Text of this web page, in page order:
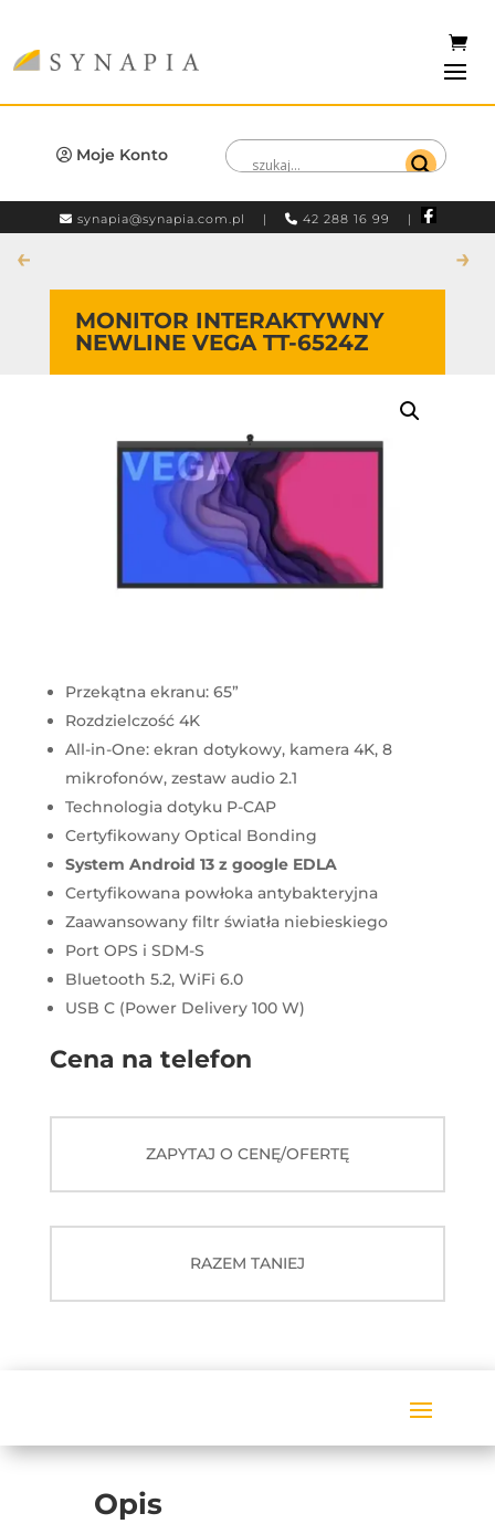
Moje Konto
synapia@synapia.com.pl | 42 288 16 99 |
← →
MONITOR INTERAKTYWNY
NEWLINE VEGA TT-6524Z
Przekątna ekranu: 65”
Rozdzielczość 4K
All-in-One: ekran dotykowy, kamera 4K, 8
mikrofonów, zestaw audio 2.1
Technologia dotyku P-CAP
Certyfikowany Optical Bonding
System Android 13 z google EDLA
Certyfikowana powłoka antybakteryjna
Zaawansowany filtr światła niebieskiego
Port OPS i SDM-S
Bluetooth 5.2, WiFi 6.0
USB C (Power Delivery 100 W)
Cena na telefon
ZAPYTAJ O CENĘ/OFERTĘ
RAZEM TANIEJ
Opis